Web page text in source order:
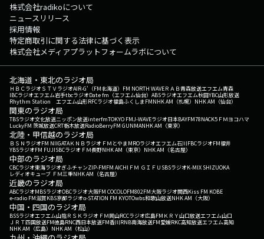
株式会社radikoについて
ニュースリリース
採用情報
特定商取引に関する法律に基づく表示
株式会社メディアプラットフォームラボについて
北海道・東北のラジオ局
ＨＢＣラジオＳＴＶラジオAIR-G'（FM北海道） FM NORTH WAVEＲＡＢ青森放送エフエム青森
IBCラジオエフエム岩手tbcラジオDate fm（エフエム仙台） ABSラジオエフエム秋田YBC山形放送
Rhythm Station エフエム山形RFCラジオ福島ふくしまFMNHK AM（札幌） NHK AM（仙台）
関東のラジオ局
TBSラジオ文化放送ニッポン放送interfmTOKYO FMJ-WAVEラジオ日本BAYFM78NACK5 ＦＭヨコハマ
LuckyFM 茨城放送CRT栃木放送RadioBerryFM GUNMANHK AM（東京）
北陸・甲信越のラジオ局
ＢＳＮラジオFM NIIGATAＫＮＢラジオ ＦＭとやまMROラジオエフエム石川FBCラジオFM福井
YBSラジオFM FUJISBCラジオ ＦＭ長野NHK AM（東京） NHK AM（名古屋）
中部のラジオ局
CBCラジオ東海ラジオぎふチャンZIP-FMFM AICHI ＦＭ ＧＩＦＵ SBSラジオK-MIX SHIZUOKA
レディオキューブ ＦＭ三重NHK AM（名古屋）
近畿のラジオ局
ABCラジオMBSラジオOBCラジオ大阪FM COCOLOFM802FM大阪ラジオ関西Kiss FM KOBE
e-radio FM滋賀KBS京都ラジオα-STATION FM KYOTOwbs和歌山放送NHK AM（大阪）
中国・四国のラジオ局
BSSラジオエフエム山陰ＲＳＫラジオ ＦＭ岡山RCCラジオ広島FM ＫＲＹ山口放送エフエム山口
ＪＲＴ四国放送FM徳島RNC西日本放送FM香川RNB南海放送FM愛媛RKC高知放送エフエム高知
NHK AM（広島） NHK AM（松山）